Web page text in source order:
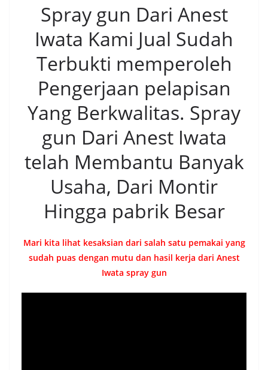
Spray gun Dari Anest
Iwata Kami Jual Sudah
Terbukti memperoleh
Pengerjaan pelapisan
Yang Berkwalitas. Spray
gun Dari Anest Iwata
telah Membantu Banyak
Usaha, Dari Montir
Hingga pabrik Besar
Mari kita lihat kesaksian dari salah satu pemakai yang
sudah puas dengan mutu dan hasil kerja dari Anest
Iwata spray gun